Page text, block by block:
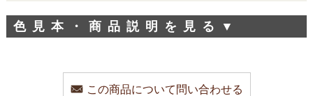
色見本・商品説明を見る ▼
この商品について問い合わせる